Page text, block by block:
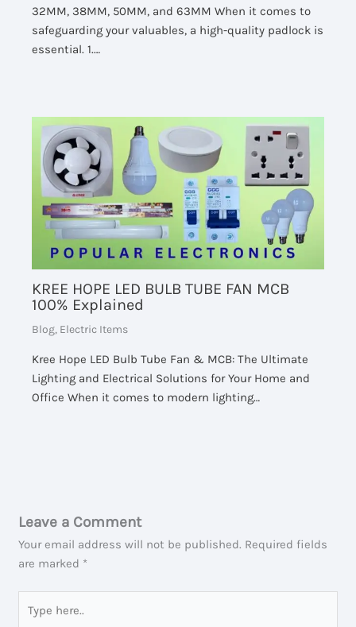
32MM, 38MM, 50MM, and 63MM When it comes to
safeguarding your valuables, a high-quality padlock is
essential. 1.…
KREE HOPE LED BULB TUBE FAN MCB
100% Explained
Blog, Electric Items
Kree Hope LED Bulb Tube Fan & MCB: The Ultimate
Lighting and Electrical Solutions for Your Home and
Office When it comes to modern lighting…
Leave a Comment
Your email address will not be published. Required fields
are marked *
here..